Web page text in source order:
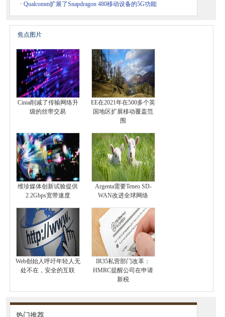
· Qualcomm扩展了Snapdragon 480移动设备的5G功能
焦点图片
Cinia削减了传输网络升
级的丝带交易
EE在2021年在500多个英
国地区扩展移动覆盖范
围
维珍媒体创新试验提供
2.2Gbps宽带速度
Argenta需要Teneo SD-
WAN改进全球网络
Web创始人呼吁年轻人无
处不在，安全的互联
IR35私营部门改革：
HMRC提醒公司在申请
新税
热门推荐